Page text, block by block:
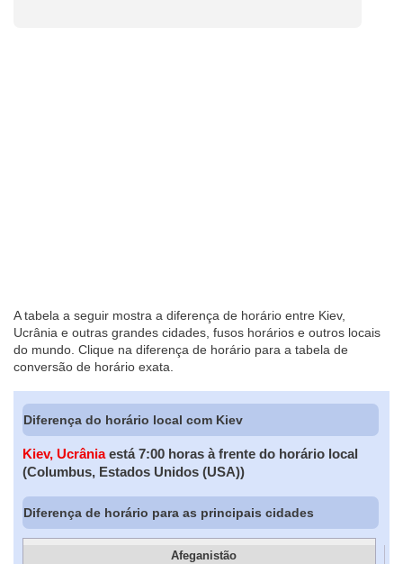
A tabela a seguir mostra a diferença de horário entre Kiev,
Ucrânia e outras grandes cidades, fusos horários e outros locais
do mundo. Clique na diferença de horário para a tabela de
conversão de horário exata.
Diferença do horário local com Kiev
Kiev, Ucrâniaestá 7:00 horas à frente do horário local
(Columbus, Estados Unidos (USA))
Diferença de horário para as principais cidades
Afeganistão